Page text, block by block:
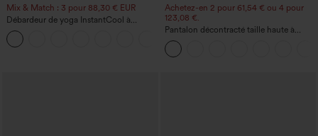
Mix & Match : 3 pour 88,30 € EUR
Débardeur de yoga InstantCool à
encolure en U et ourlet arrondi –
UPF50+
Achetez-en 2 pour 61,54 € ou 4 pour
123,08 €.
Pantalon décontracté taille haute à
jambe droite, effet lin, avec poches